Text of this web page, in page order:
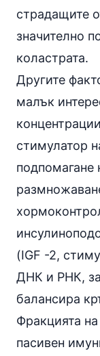
страдащите
значително
коластрата.
Другите
малък
стимулатор
подпомагане
(IGF -2,
ДНК и РНК,
балансира
Фракцията
пасивен